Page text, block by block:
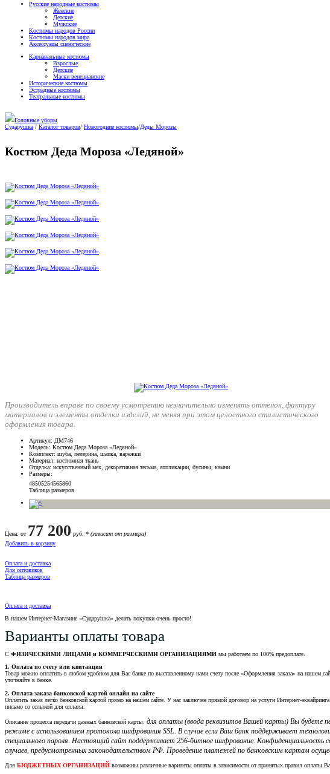
Русские народные костюмы
Женские
Детские
Мужские
Костюмы народов России
Костюмы народов мира
Аксессуары сценические
Карнавальные костюмы
Взрослые
Детские
Маски венецианские
Исторические костюмы
Эстрадные костюмы
Театральные костюмы
Головные уборы
Сударушка / Каталог товаров/ Новогодние костюмы/Деды Морозы
Костюм Деда Мороза «Ледяной»
Производитель вправе по своему усмотрению незначительно изменять оттенок, фактуру
материалов и элементы отделки изделий, не меняя при этом целостного стилистического
оформления товара.
Артикул: ДМ746
Модель: Костюм Деда Мороза «Ледяной»
Комплект: шуба, пелерина, шапка, варежки
Материал: костюмная ткань
Отделка: искусственный мех, декоративная тесьма, аппликации, бусины, камни
Размеры:
48505254565860
Таблица размеров
Цена: от 77 200 руб. * (зависит от размера)
Добавить в корзину
Оплата и доставка
Для оптовиков
Таблица размеров
Оплата и доставка
В нашем Интернет-Магазине «Сударушка» делать покупки очень просто!
Варианты оплаты товара
С ФИЗИЧЕСКИМИ ЛИЦАМИ и КОММЕРЧЕСКИМИ ОРГАНИЗАЦИЯМИ мы работаем по 100% предоплате.
1. Оплата по счету или квитанции
Товар можно оплатить в любом удобном для Вас банке по выставленному нами счету после «Оформления заказа» на нашем
уточняйте в банке.
2. Оплата заказа банковской картой онлайн на сайте
Оплатить заказ легко банковской картой прямо на нашем сайте. У нас заключен прямой договор на услуги Интернет-
письмо со сслыкой для оплаты.
Описание процесса передачи данных банковской карты: для оплаты (ввода реквизитов Вашей карты) Вы
режиме с использованием протокола шифрования SSL. В случае если Ваш банк поддерживает
специального пароля. Настоящий сайт поддерживает 256-битное шифрование.
случаев, предусмотренных законодательством РФ. Проведение платежей по банковским картам
Для БЮДЖЕТНЫХ ОРГАНИЗАЦИЙ возможны различные варианты оплаты в зависимости от принятых правил оплаты